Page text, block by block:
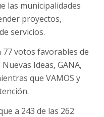
las municipalidades
proyectos,
servicios.
votos favorables de
Ideas, GANA,
que VAMOS y
a 243 de las 262